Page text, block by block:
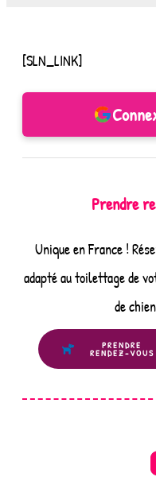
[SLN_LINK]
Prendre
Unique en France !
adapté au toilettage de
de
PRENDRE
RENDEZ-VOUS